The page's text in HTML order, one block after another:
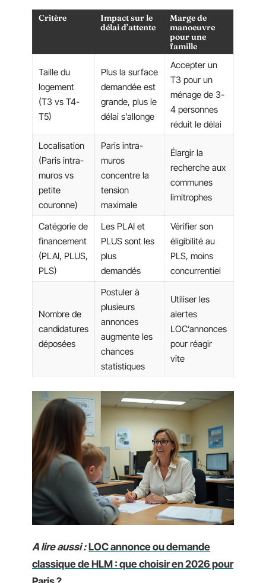
Critère
Impact sur le
délai d’attente
Marge de
manoeuvre
pour une
famille
Taille du
logement
(T3 vs T4-
T5)
Plus la surface
demandée est
grande, plus le
délai s’allonge
Accepter un
T3 pour un
ménage de 3-
4 personnes
réduit le délai
Localisation
(Paris intra-
muros vs
petite
couronne)
Paris intra-
muros
concentre la
tension
maximale
Élargir la
recherche aux
communes
limitrophes
Catégorie de
financement
(PLAI, PLUS,
PLS)
Les PLAI et
PLUS sont les
plus
demandés
Vérifier son
éligibilité au
PLS, moins
concurrentiel
Nombre de
candidatures
déposées
Postuler à
plusieurs
annonces
augmente les
chances
statistiques
Utiliser les
alertes
LOC’annonces
pour réagir
vite
A lire aussi : LOC annonce ou demande
classique de HLM : que choisir en 2026 pour